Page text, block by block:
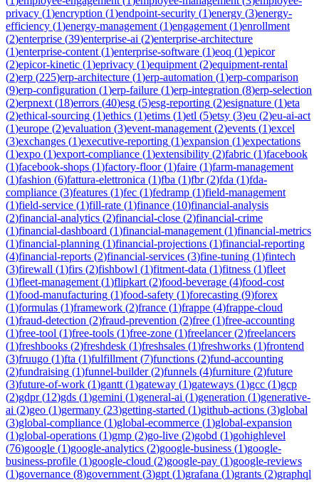
privacy (1)encryption (1)endpoint-security (1)energy (3)energy-
efficiency (1)energy-management (1)engagement (1)enrollment
(2)enterprise (39)enterprise-ai (2)enterprise-architecture
(1)enterprise-content (1)enterprise-software (1)eoq (1)epicor
(2)epicor-kinetic (1)eprivacy (1)equipment (2)equipment-rental
(2)erp (225)erp-architecture (1)erp-automation (1)erp-comparison
(9)erp-configuration (1)erp-failure (1)erp-integration (8)erp-selection
(2)erpnext (18)errors (40)esg (5)esg-reporting (2)esignature (1)eta
(2)ethical-sourcing (1)ethics (1)etims (1)etl (5)etsy (3)eu (2)eu-ai-act
(1)europe (2)evaluation (3)event-management (2)events (1)excel
(3)exchanges (1)executive-reporting (1)expansion (1)expectations
(1)expo (1)export-compliance (1)extensibility (2)fabric (1)facebook
(1)facebook-shops (1)factory-floor(1)faire (1)farm-management
(1)fashion (6)fattura-elettronica (1)fba (1)fbr(2)fda (1)fda-
compliance (3)features (1)fec (1)fedramp (1)field-management
(1)field-service (1)fill-rate (1)finance (10)financial-analysis
(2)financial-analytics (2)financial-close (2)financial-crime
(1)financial-dashboard (1)financial-management (1)financial-metrics
(1)financial-planning (1)financial-projections (1)financial-reporting
(4)financial-reports (2)financial-services (3)fine-tuning (1)fintech
(3)firewall (1)firs (2)fishbowl (1)fitment-data (1)fitness (1)fleet
(1)fleet-management (1)flipkart (2)food-beverage (4)food-cost
(1)food-manufacturing (1)food-safety (1)forecasting (9)forex
(1)formulas (1)framework (2)france (1)frappe (4)frappe-cloud
(1)fraud-detection (2)fraud-prevention (2)free (1)free-accounting
(1)free-tool (1)free-tools (1)free-zone (1)freelancer(2)freelancers
(1)freshbooks (2)freshdesk (1)freshsales (1)freshworks (1)frontend
(3)fruugo (1)fta (1)fulfillment (7)functions (2)fund-accounting
(2)fundraising (1)funnel-builder(2)funnels (4)furniture (2)future
(3)future-of-work (1)gantt (1)gateway (1)gateways (1)gcc (1)gcp
(2)gdpr(12)gds (1)gemini (1)general-ai (1)generation (1)generative-
ai (2)geo (1)germany (23)getting-started (1)github-actions (3)global
(3)global-compliance (1)global-ecommerce (1)global-expansion
(1)global-operations (1)gmp (2)go-live (2)gobd (1)gohighlevel
(76)google (1)google-analytics (2)google-business (1)google-
business-profile (1)google-cloud (2)google-pay (1)google-reviews
(1)governance (8)government (3)gpt (1)grafana (1)grants (2)graphql